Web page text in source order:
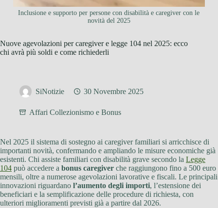
Inclusione e supporto per persone con disabilità e caregiver con le
novità del 2025
Nuove agevolazioni per caregiver e legge 104 nel 2025: ecco
chi avrà più soldi e come richiederli
SiNotizie 30 Novembre 2025
Affari Collezionismo e Bonus
Nel 2025 il sistema di sostegno ai caregiver familiari si arricchisce di
importanti novità, confermando e ampliando le misure economiche già
esistenti. Chi assiste familiari con disabilità grave secondo la Legge
104 può accedere a bonus caregiver che raggiungono fino a 500 euro
mensili, oltre a numerose agevolazioni lavorative e fiscali. Le principali
innovazioni riguardano l’aumento degli importi, l’estensione dei
beneficiari e la semplificazione delle procedure di richiesta, con
ulteriori miglioramenti previsti già a partire dal 2026.